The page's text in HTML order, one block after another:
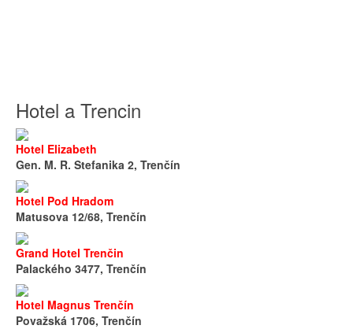
Hotel a Trencin
Hotel Elizabeth
Gen. M. R. Stefanika 2, Trenčín
Hotel Pod Hradom
Matusova 12/68, Trenčín
Grand Hotel Trenčin
Palackého 3477, Trenčín
Hotel Magnus Trenčín
Považská 1706, Trenčín